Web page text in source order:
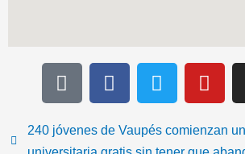
T
i
t
F
a
e
T
w
t
Y
o
t
240 jóvenes de Vaupés comienzan